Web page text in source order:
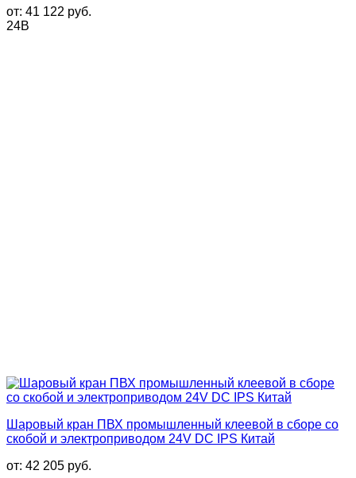
от: 41 122 руб.
24В
Шаровый кран ПВХ промышленный клеевой в сборе со
скобой и электроприводом 24V DC IPS Китай
от: 42 205 руб.